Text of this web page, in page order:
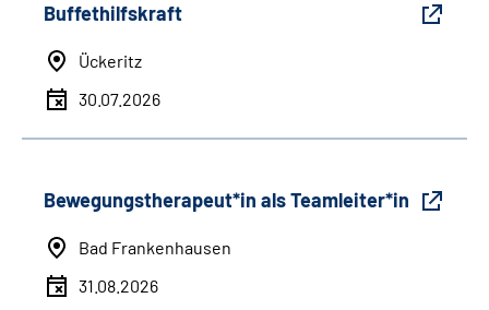
Buffethilfskraft
Ückeritz
30.07.2026
Bewegungstherapeut*in als Teamleiter*in
Bad Frankenhausen
31.08.2026